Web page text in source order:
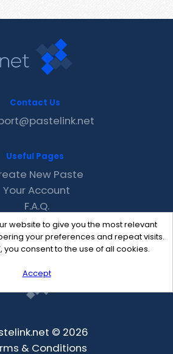
website to give you the most relevant
your preferences and repeat visits.
you consent to the use of all cookies.
Accept
Contact Us
Useful Pages
New Paste
Your Account
F.A.Q.
Recent
Contact
© 2026
& Conditions